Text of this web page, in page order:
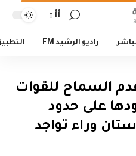
أأ
راديو الرشيد FM
عدم السماح للقوات
على حدود
وراء تواجد